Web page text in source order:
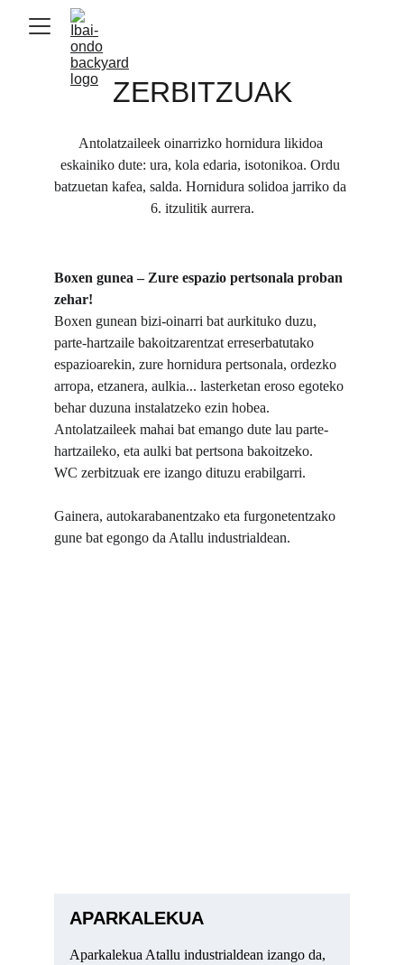
ZERBITZUAK
Antolatzaileek oinarrizko hornidura likidoa
eskainiko dute: ura, kola edaria, isotonikoa. Ordu
batzuetan kafea, salda. Hornidura solidoa jarriko da
6. itzulitik aurrera.
Boxen gunea – Zure espazio pertsonala proban
zehar!
Boxen gunean bizi-oinarri bat aurkituko duzu,
parte-hartzaile bakoitzarentzat erreserbatutako
espazioarekin, zure hornidura pertsonala, ordezko
arropa, etzanera, aulkia... lasterketan eroso egoteko
behar duzuna instalatzeko ezin hobea.
Antolatzaileek mahai bat emango dute lau parte-
hartzaileko, eta aulki bat pertsona bakoitzeko.
WC zerbitzuak ere izango dituzu erabilgarri.
Gainera, autokarabanentzako eta furgonetentzako
gune bat egongo da Atallu industrialdean.
APARKALEKUA
Aparkalekua Atallu industrialdean izango da,